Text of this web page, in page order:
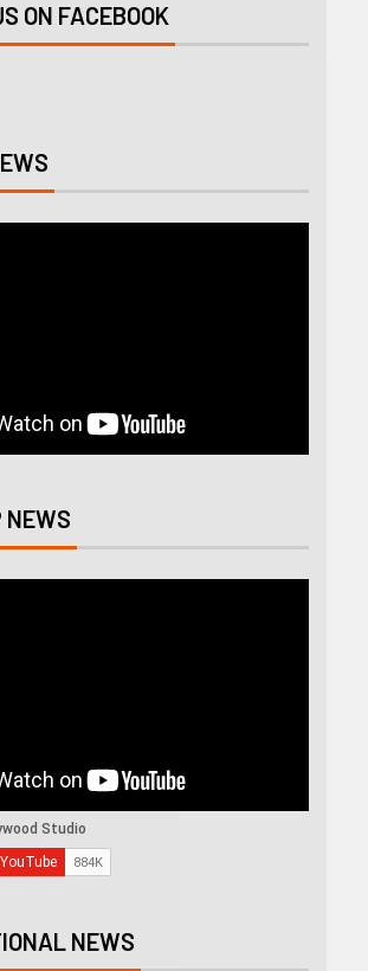
ON FACEBOOK
NEWS
NEWS